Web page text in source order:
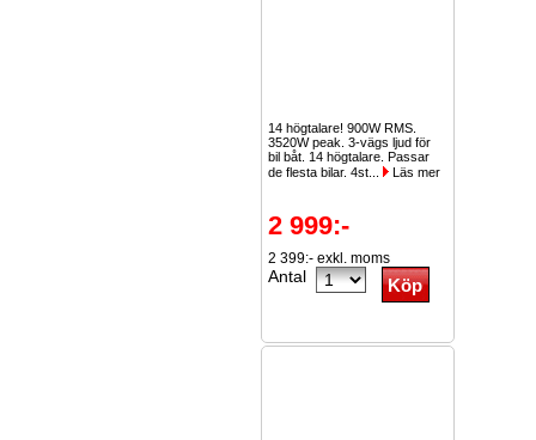
14 högtalare! 900W RMS.
3520W peak. 3-vägs ljud för
bil båt. 14 högtalare. Passar
de flesta bilar. 4st...
Läs mer
2 999:-
2 399:- exkl. moms
Antal